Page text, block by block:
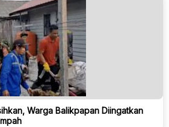
Warga Balikpapan Diingatkan